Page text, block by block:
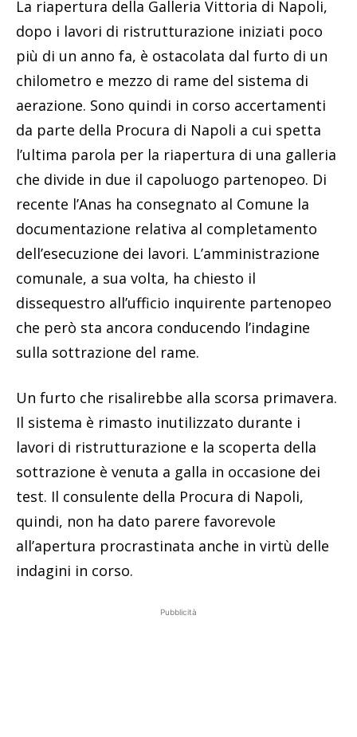
La riapertura della Galleria Vittoria di Napoli,
dopo i lavori di ristrutturazione iniziati poco
più di un anno fa, è ostacolata dal furto di un
chilometro e mezzo di rame del sistema di
aerazione. Sono quindi in corso accertamenti
da parte della Procura di Napoli a cui spetta
l’ultima parola per la riapertura di una galleria
che divide in due il capoluogo partenopeo. Di
recente l’Anas ha consegnato al Comune la
documentazione relativa al completamento
dell’esecuzione dei lavori. L’amministrazione
comunale, a sua volta, ha chiesto il
dissequestro all’ufficio inquirente partenopeo
che però sta ancora conducendo l’indagine
sulla sottrazione del rame.
Un furto che risalirebbe alla scorsa primavera.
Il sistema è rimasto inutilizzato durante i
lavori di ristrutturazione e la scoperta della
sottrazione è venuta a galla in occasione dei
test. Il consulente della Procura di Napoli,
quindi, non ha dato parere favorevole
all’apertura procrastinata anche in virtù delle
indagini in corso.
Pubblicità